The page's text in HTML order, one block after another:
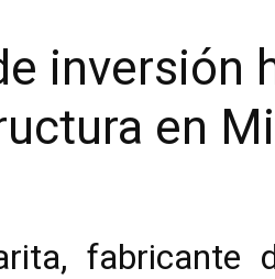
inversión
en
fabricante